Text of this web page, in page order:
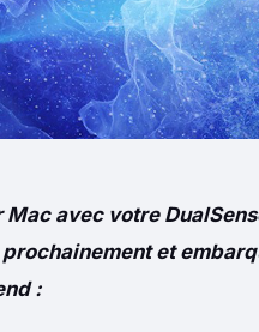
Mac avec votre
et
: